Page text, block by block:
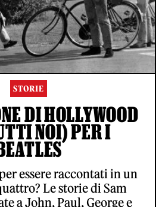
STORIE
DI HOLLYWOOD
NOI) PER I
essere raccontati in un
Le storie di Sam
a John, Paul, George e